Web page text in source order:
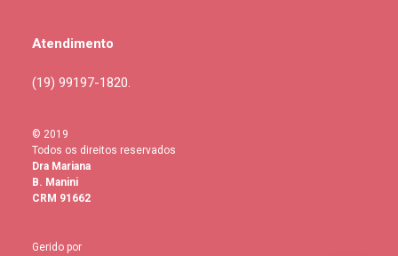
Atendimento
(19) 99197-1820.
© 2019
Todos os direitos reservados
Dra Mariana
B. Manini
CRM 91662
Gerido por